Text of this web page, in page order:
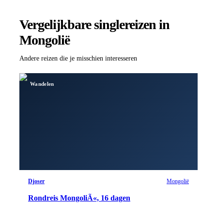
Vergelijkbare singlereizen in
Mongolië
Andere reizen die je misschien interesseren
Wandelen
Djoser Mongolië
Rondreis MongoliÃ«, 16 dagen